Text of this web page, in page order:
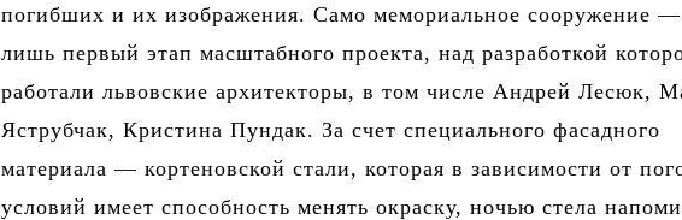
погибших и их изображения. Само мемориальное сооружение —
лишь первый этап масштабного проекта, над разработкой
работали львовские архитекторы, в том числе Андрей Лесюк,
Яструбчак, Кристина Пундак. За счет специального фасадного
материала — кортеновской стали, которая в зависимости от
условий имеет способность менять окраску, ночью стела